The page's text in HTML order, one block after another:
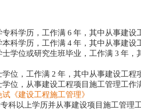
科学历，工作满 6 年，其中从事建设
科学历，工作满 4 年，其中从事建设
学位或研究生班毕业，工作满 3 年
位，工作满 2 年，其中从事建设工程
位，从事建设工程项目施工管理工作
《建设工程施工管理》
科以上学历并从事建设项目施工管理工